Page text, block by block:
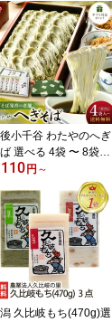
ら 海鮮漬物 鮭の塩辛
会社 三幸 新潟県 生
直送 お取り寄せ ギ
プレゼント 贈り物
引換決済不可
小千谷 わたやのへぎ
選べる 4袋 〜 8袋
会社 わたや 新潟名
乾麺 へぎ蕎麦 新潟そ
ソバ そばセット 皇室
上 新潟県 生産者直送
取り寄せ ギフト プレ
ント 贈り物 送料無料
越し蕎麦 年越しそば
元
円 ～
久比岐もち(470g)選